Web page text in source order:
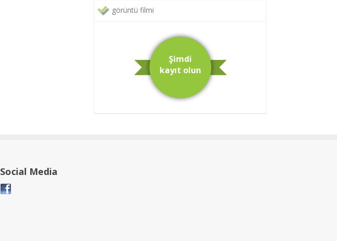
görüntü filmi
Şimdi
kayıt olun
Social Media